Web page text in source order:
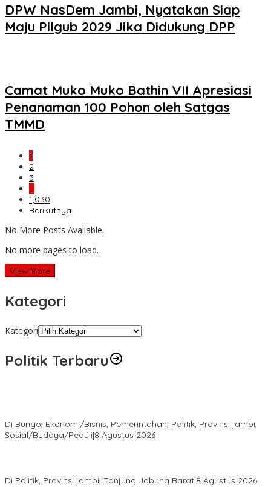
DPW NasDem Jambi, Nyatakan Siap
Maju Pilgub 2029 Jika Didukung DPP
Camat Muko Muko Bathin VII Apresiasi
Penanaman 100 Pohon oleh Satgas
TMMD
1
2
3
…
1,030
Berikutnya
No More Posts Available.
No more pages to load.
View More
Kategori
Kategori
Politik Terbaru
Di Bungo, Ekonomi/Bisnis, Pemerintahan, Politik, Provinsi jambi,
Sosial/Budaya/Peduli|8 Agustus 2026
Di Politik, Provinsi jambi, Tanjung Jabung Barat|8 Agustus 2026